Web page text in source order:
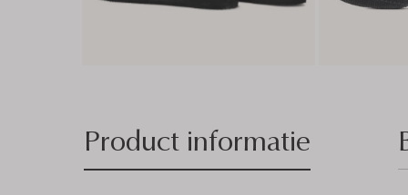
Product informatie